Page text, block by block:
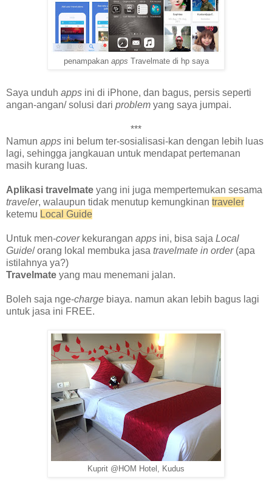
penampakan apps Travelmate di hp saya
Saya unduh apps ini di iPhone, dan bagus, persis seperti
angan-angan/ solusi dari problem yang saya jumpai.
***
Namun apps ini belum ter-sosialisasi-kan dengan lebih luas
lagi, sehingga jangkauan untuk mendapat pertemanan
masih kurang luas.
Aplikasi travelmate yang ini juga mempertemukan sesama
traveler, walaupun tidak menutup kemungkinan traveler
ketemu Local Guide
Untuk men-cover kekurangan apps ini, bisa saja Local
Guide/ orang lokal membuka jasa travelmate in order (apa
istilahnya ya?)
Travelmate yang mau menemani jalan.
Boleh saja nge-charge biaya. namun akan lebih bagus lagi
untuk jasa ini FREE.
Kuprit @HOM Hotel, Kudus